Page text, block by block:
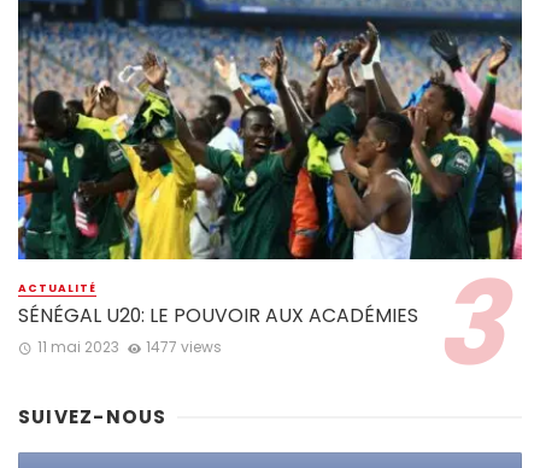
ACTUALITÉ
SÉNÉGAL U20: LE POUVOIR AUX ACADÉMIES
11 mai 2023 1477 views
SUIVEZ-NOUS